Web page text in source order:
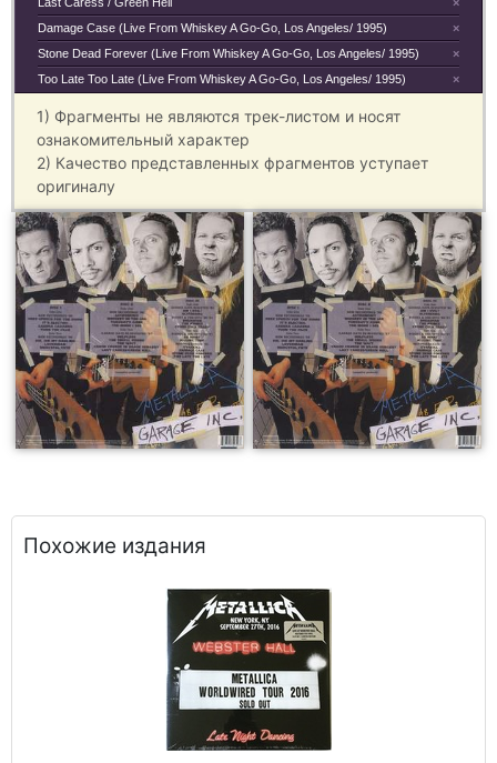
×
Damage Case (Live From Whiskey A Go-Go, Los Angeles/ 1995)
×
Stone Dead Forever (Live From Whiskey A Go-Go, Los Angeles/ 1995)
×
Too Late Too Late (Live From Whiskey A Go-Go, Los Angeles/ 1995)
1) Фрагменты не являются трек-листом и носят
ознакомительный характер
2) Качество представленных фрагментов уступает
оригиналу
Похожие издания